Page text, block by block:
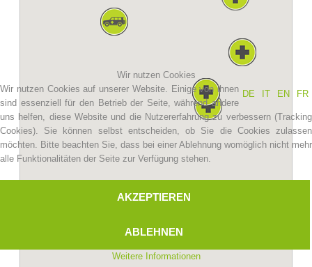
Vereinsgeschichte
Wir nutzen Cookies
DE
IT EN FR
Wir nutzen Cookies auf unserer Website. Einige von ihnen
sind essenziell für den Betrieb der Seite, während andere
uns helfen, diese Website und die Nutzererfahrung zu verbessern (Tracking
Cookies). Sie können selbst entscheiden, ob Sie die Cookies zulassen
möchten. Bitte beachten Sie, dass bei einer Ablehnung womöglich nicht mehr
alle Funktionalitäten der Seite zur Verfügung stehen.
AKZEPTIEREN
ABLEHNEN
Weitere Informationen